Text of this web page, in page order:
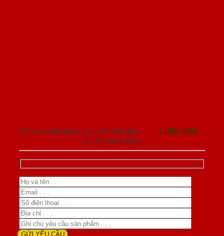
Để có cơ hội được giảm trừ lên đến
1.000.000đ
khi đặt mua hàng.